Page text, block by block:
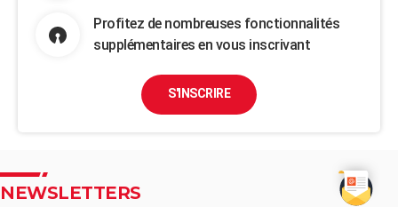
Profitez de nombreuses fonctionnalités
supplémentaires en vous inscrivant
S'INSCRIRE
NEWSLETTERS